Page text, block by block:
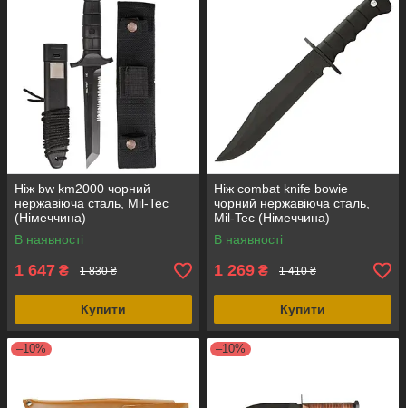
Ніж bw km2000 чорний
нержавіюча сталь, Mil-Tec
(Німеччина)
В наявності
1 647 ₴ 1 830 ₴
Купити
Ніж combat knife bowie
чорний нержавіюча сталь,
Mil-Tec (Німеччина)
В наявності
1 269 ₴ 1 410 ₴
Купити
–10% –10%